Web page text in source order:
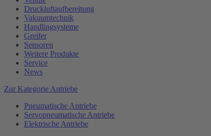
Druckluftaufbereitung
Vakuumtechnik
Handlingsysteme
Greifer
Sensoren
Weitere Produkte
Service
News
Zur Kategorie Antriebe
Pneumatische Antriebe
Servopneumatische Antriebe
Elektrische Antriebe